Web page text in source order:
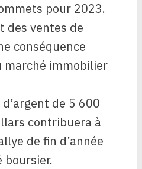
pour 2023.
des ventes de
conséquence
marché immobilier
de 5 600
contribuera à
de fin d’année
boursier.